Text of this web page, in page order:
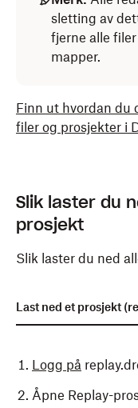
sletting av
fjerne alle
mapper.
Finn ut hvordan du
filer og prosjekter i
Slik laster du
prosjekt
Slik laster du ned
Last ned et prosjekt
Logg på
Åpne Replay-